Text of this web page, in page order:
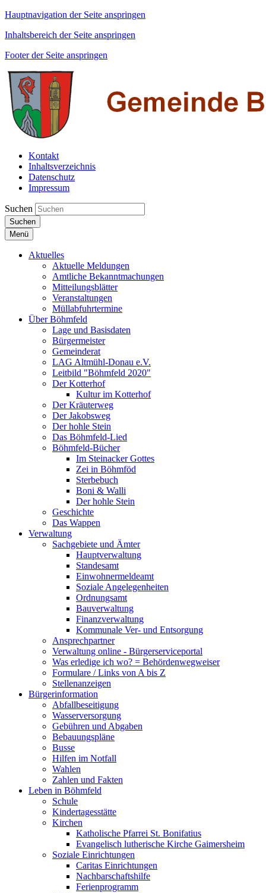
Hauptnavigation der Seite anspringen
Inhaltsbereich der Seite anspringen
Footer der Seite anspringen
Kontakt
Inhaltsverzeichnis
Datenschutz
Impressum
Suchen
Suchen
Menü
Aktuelles
Aktuelle Meldungen
Amtliche Bekanntmachungen
Mitteilungsblätter
Veranstaltungen
Müllabfuhrtermine
Über Böhmfeld
Lage und Basisdaten
Bürgermeister
Gemeinderat
LAG Altmühl-Donau e.V.
Leitbild "Böhmfeld 2020"
Der Kotterhof
Kultur im Kotterhof
Der Kräuterweg
Der Jakobsweg
Der hohle Stein
Das Böhmfeld-Lied
Böhmfeld-Bücher
Im Steinacker Gottes
Zei in Böhmföd
Sterbebuch
Boni & Walli
Der hohle Stein
Geschichte
Das Wappen
Verwaltung
Sachgebiete und Ämter
Hauptverwaltung
Standesamt
Einwohnermeldeamt
Soziale Angelegenheiten
Ordnungsamt
Bauverwaltung
Finanzverwaltung
Kommunale Ver- und Entsorgung
Ansprechpartner
Verwaltung online - Bürgerserviceportal
Was erledige ich wo? = Behördenwegweiser
Formulare / Links von A bis Z
Stellenanzeigen
Bürgerinformation
Abfallbeseitigung
Wasserversorgung
Gebühren und Abgaben
Bebauungspläne
Busse
Hilfen im Notfall
Wahlen
Zahlen und Fakten
Leben in Böhmfeld
Schule
Kindertagesstätte
Kirchen
Katholische Pfarrei St. Bonifatius
Evangelisch lutherische Kirche Gaimersheim
Soziale Einrichtungen
Caritas Einrichtungen
Nachbarschaftshilfe
Ferienprogramm